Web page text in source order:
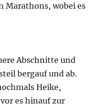
Richtung
Grawa
Sonne schiente in
und ich gingen im
zur Dresdner Hütte,
dort aus noch weiter